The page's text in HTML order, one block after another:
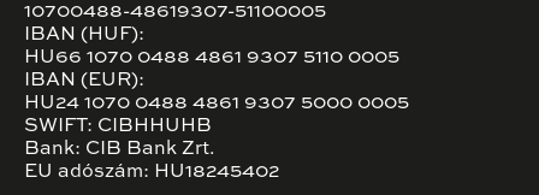
10700488-48619307-51100005
IBAN (HUF):
HU66 1070 0488 4861 9307 5110 0005
IBAN (EUR):
HU24 1070 0488 4861 9307 5000 0005
SWIFT: CIBHHUHB
Bank: CIB Bank Zrt.
EU adószám: HU18245402